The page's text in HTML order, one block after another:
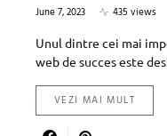
June 7, 2023 435 views
Unul dintre cei mai
web de succes este
VEZI MAI MULT